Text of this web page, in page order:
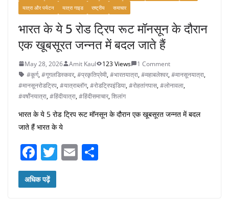
यात्रा और पर्यटन
यात्रा गाइड राष्ट्रीय समाचार
भारत के ये 5 रोड ट्रिप रूट मॉनसून के दौरान
एक खूबसूरत जन्नत में बदल जाते हैं
May 28, 2026 Amit Kaul 123 Views
1 Comment
#कूर्ग,#गूगलडिस्कवर,#प्रकृतिप्रेमी,#भारतयात्रा,#महाबलेश्वर,#मानसूनयात्रा,
#मानसूनरोडट्रिप,#यात्राब्लॉग,#रोडट्रिपइंडिया,#रोहतांगपास,#लोनावला,
#वर्षाॅनयात्रा,#हिंदीयात्रा,#हिंदीसमाचार,शिलांग
भारत के ये 5 रोड ट्रिप रूट मॉनसून के दौरान एक खूबसूरत जन्नत में बदल
जाते हैं भारत के ये
F
a
c
T E
अधिक पढ़ें